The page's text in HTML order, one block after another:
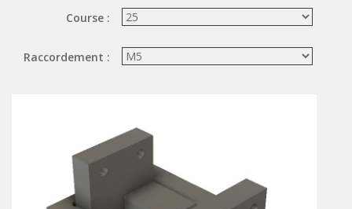
Ciseaux pneumatiques
PINCES DE PRÉHENSION
TRAITEMENT D'AIR
Traitements d'air
Traitements d'air - Accessoires
Course :
Raccordement :